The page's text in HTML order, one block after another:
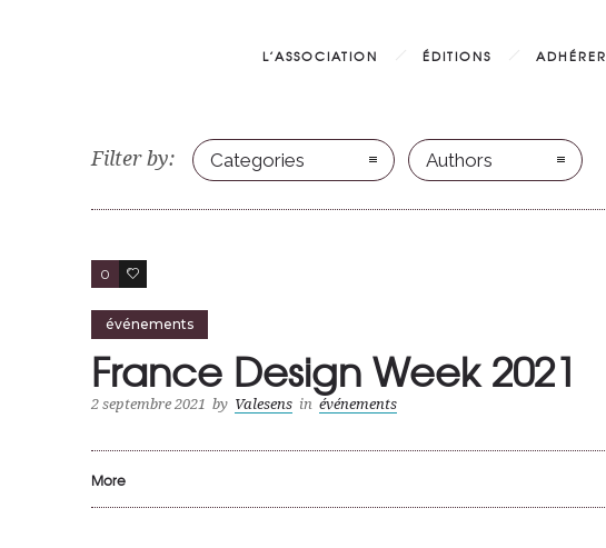
L’ASSOCIATION ÉDITIONS ADHÉRER
Filter by: Categories Authors
0 0
événements
France Design Week 2021
2 septembre 2021 by Valesens in événements
More